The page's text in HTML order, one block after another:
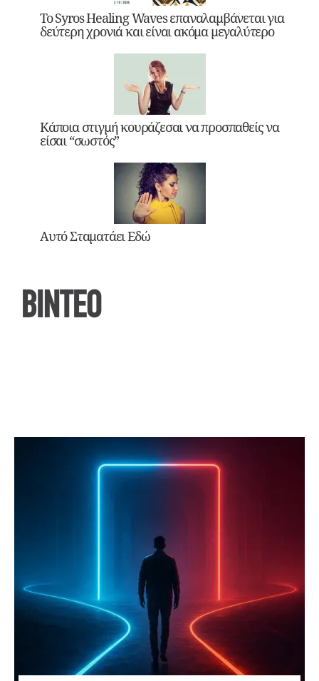
Το Syros Healing Waves επαναλαμβάνεται για
δεύτερη χρονιά και είναι ακόμα μεγαλύτερο
Κάποια στιγμή κουράζεσαι να προσπαθείς να
είσαι “σωστός”
Αυτό Σταματάει Εδώ
ΒΙΝΤΕΟ